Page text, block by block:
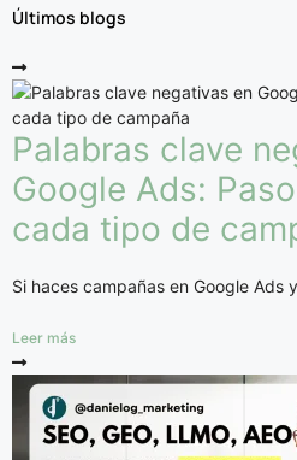
Últimos blogs
Palabras clave
Google Ads:
cada tipo de
Si haces campañas en Google Ads
Leer más